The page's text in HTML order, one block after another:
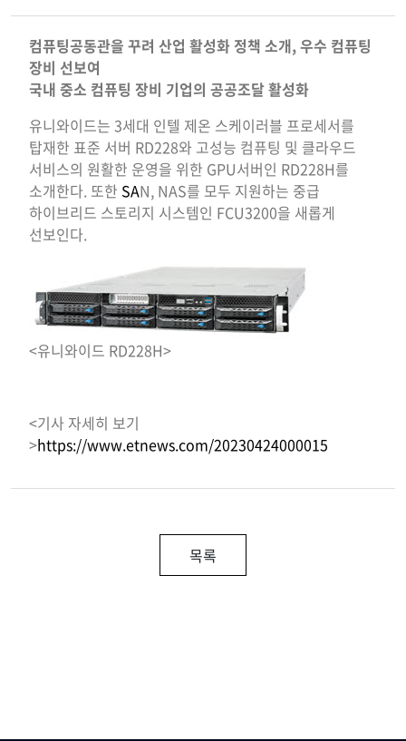
컴퓨팅공동관을 꾸려 산업 활성화 정책 소개, 우수 컴퓨팅
장비 선보여
국내 중소 컴퓨팅 장비 기업의 공공조달 활성화
유니와이드는 3세대 인텔 제온 스케이러블 프로세서를
탑재한 표준 서버 RD228와 고성능 컴퓨팅 및 클라우드
서비스의 원활한 운영을 위한 GPU서버인 RD228H를
소개한다. 또한 SAN, NAS를 모두 지원하는 중급
하이브리드 스토리지 시스템인 FCU3200을 새롭게
선보인다.
<유니와이드 RD228H>
<기사 자세히 보기
>https://www.etnews.com/20230424000015
목록